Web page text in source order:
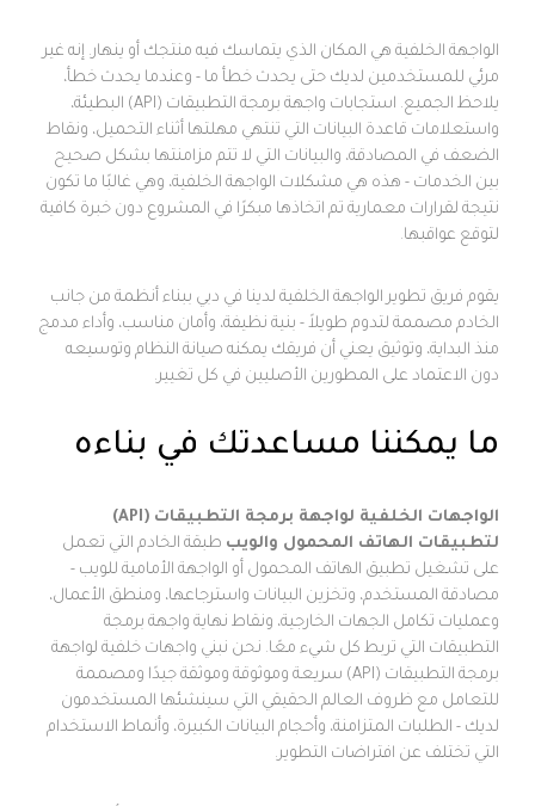
الواجهة الخلفية هي المكان الذي يتماسك فيه منتجك أو ينهار. إنه غير
مرئي للمستخدمين لديك حتى يحدث خطأ ما - وعندما يحدث خطأ،
يلاحظ الجميع. استجابات واجهة برمجة التطبيقات (API) البطيئة،
واستعلامات قاعدة البيانات التي تنتهي مهلتها أثناء التحميل، ونقاط
الضعف في المصادقة، والبيانات التي لا تتم مزامنتها بشكل صحيح
بين الخدمات - هذه هي مشكلات الواجهة الخلفية، وهي غالبًا ما تكون
نتيجة لقرارات معمارية تم اتخاذها مبكرًا في المشروع دون خبرة كافية
لتوقع عواقبها.
يقوم فريق تطوير الواجهة الخلفية لدينا في دبي ببناء أنظمة من جانب
الخادم مصممة لتدوم طويلاً - بنية نظيفة، وأمان مناسب، وأداء مدمج
منذ البداية، وتوثيق يعني أن فريقك يمكنه صيانة النظام وتوسيعه
دون الاعتماد على المطورين الأصليين في كل تغيير.
ما يمكننا مساعدتك في بناءه
الواجهات الخلفية لواجهة برمجة التطبيقات (API)
لتطبيقات الهاتف المحمول والويب طبقة الخادم التي تعمل
على تشغيل تطبيق الهاتف المحمول أو الواجهة الأمامية للويب -
مصادقة المستخدم، وتخزين البيانات واسترجاعها، ومنطق الأعمال،
وعمليات تكامل الجهات الخارجية، ونقاط نهاية واجهة برمجة
التطبيقات التي تربط كل شيء معًا. نحن نبني واجهات خلفية لواجهة
برمجة التطبيقات (API) سريعة وموثوقة وموثقة جيدًا ومصممة
للتعامل مع ظروف العالم الحقيقي التي سينشئها المستخدمون
لديك - الطلبات المتزامنة، وأحجام البيانات الكبيرة، وأنماط الاستخدام
التي تختلف عن افتراضات التطوير.